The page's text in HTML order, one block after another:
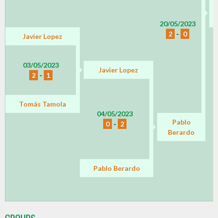
20/05/2023
2 - 0
Javier Lopez
03/05/2023
2 - 1
Javier Lopez
04/05/2023
0 - 2
Tomás Tamola
Pablo
Berardo
Pablo Berardo